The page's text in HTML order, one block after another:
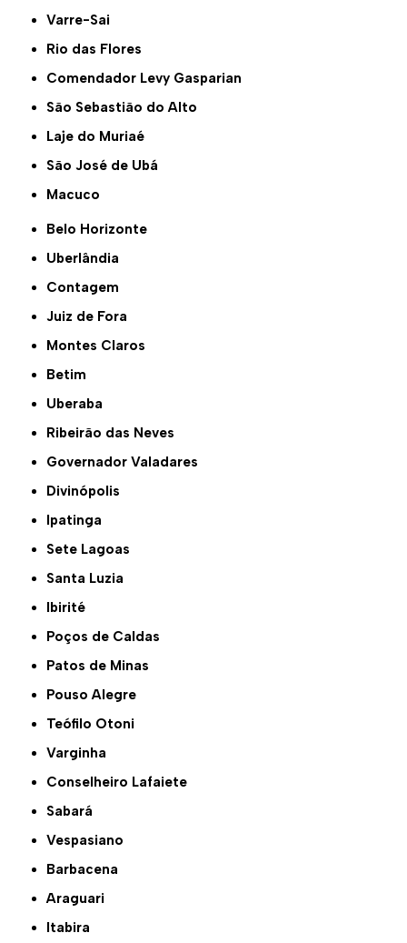
Varre-Sai
Rio das Flores
Comendador Levy Gasparian
São Sebastião do Alto
Laje do Muriaé
São José de Ubá
Macuco
Belo Horizonte
Uberlândia
Contagem
Juiz de Fora
Montes Claros
Betim
Uberaba
Ribeirão das Neves
Governador Valadares
Divinópolis
Ipatinga
Sete Lagoas
Santa Luzia
Ibirité
Poços de Caldas
Patos de Minas
Pouso Alegre
Teófilo Otoni
Varginha
Conselheiro Lafaiete
Sabará
Vespasiano
Barbacena
Araguari
Itabira